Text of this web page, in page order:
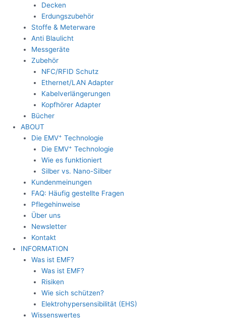
Decken
Erdungszubehör
Stoffe & Meterware
Anti Blaulicht
Messgeräte
Zubehör
NFC/RFID Schutz
Ethernet/LAN Adapter
Kabelverlängerungen
Kopfhörer Adapter
Bücher
ABOUT
Die EMV+ Technologie
Die EMV+ Technologie
Wie es funktioniert
Silber vs. Nano-Silber
Kundenmeinungen
FAQ: Häufig gestellte Fragen
Pflegehinweise
Über uns
Newsletter
Kontakt
INFORMATION
Was ist EMF?
Was ist EMF?
Risiken
Wie sich schützen?
Elektrohypersensibilität (EHS)
Wissenswertes